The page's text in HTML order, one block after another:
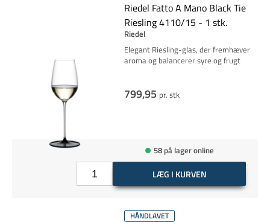
Riedel Fatto A Mano Black Tie
Riesling 4110/15 - 1 stk.
Riedel
Elegant Riesling-glas, der fremhæver
aroma og balancerer syre og frugt
799,95 pr. stk
58 på lager online
LÆG I KURVEN
HÅNDLAVET